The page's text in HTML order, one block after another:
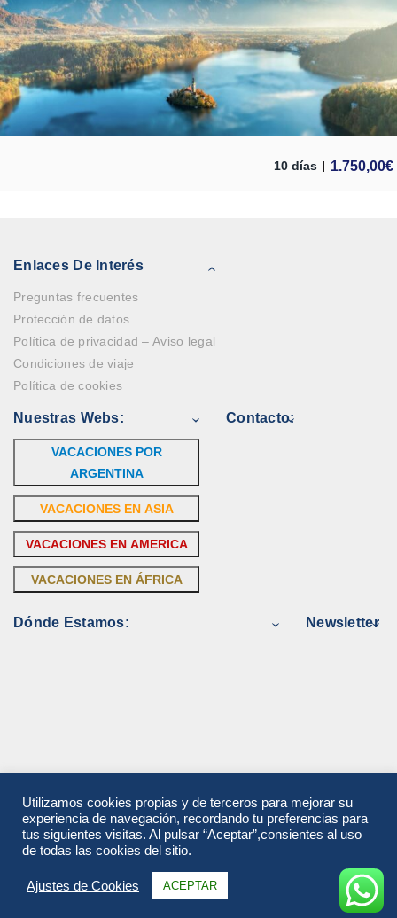
10 días 1.750,00€
Enlaces De Interés
Preguntas frecuentes
Protección de datos
Política de privacidad – Aviso legal
Condiciones de viaje
Política de cookies
Nuestras Webs:
VACACIONES POR
ARGENTINA
VACACIONES EN ASIA
VACACIONES EN AMERICA
VACACIONES EN ÁFRICA
Contacto:
Dónde Estamos: Newsletter
Utilizamos cookies propias y de terceros para mejorar su
experiencia de navegación, recordando tu preferencias para
tus siguientes visitas. Al pulsar “Aceptar”,consientes al uso
de todas las cookies del sitio.
Ajustes de Cookies ACEPTAR